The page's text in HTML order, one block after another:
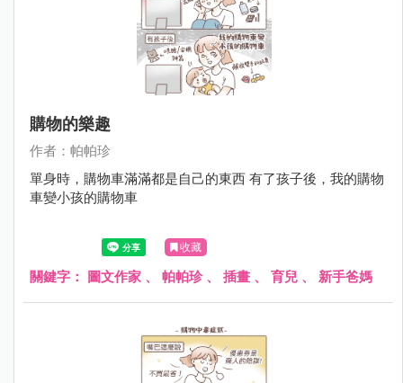
購物的樂趣
作者：帕帕珍
單身時，購物車滿滿都是自己的東西 有了孩子後，我的購物
車變小孩的購物車
收藏
關鍵字： 圖文作家 、 帕帕珍、 插畫 、 育兒 、 新手爸媽